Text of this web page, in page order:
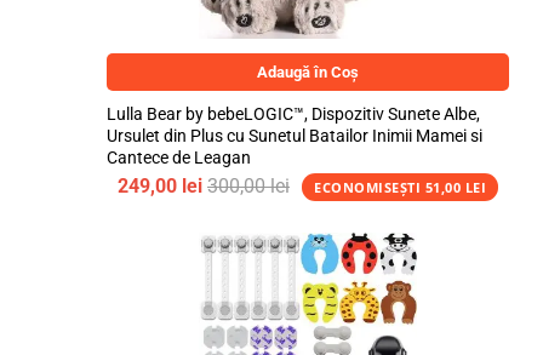
Adaugă în Coș
Lulla Bear by bebeLOGIC™, Dispozitiv Sunete Albe,
Ursulet din Plus cu Sunetul Batailor Inimii Mamei si
Cantece de Leagan
249,00 lei 300,00lei ECONOMISEȘTI 51,00 LEI